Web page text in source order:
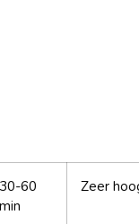
30-60
min
Zeer